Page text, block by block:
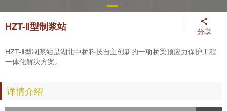
HZT-Ⅱ型制浆站 
分享
HZT-Ⅱ型制浆站是湖北中桥科技自主创新的一项桥梁预应力保护工程
一体化解决方案。
详情介绍